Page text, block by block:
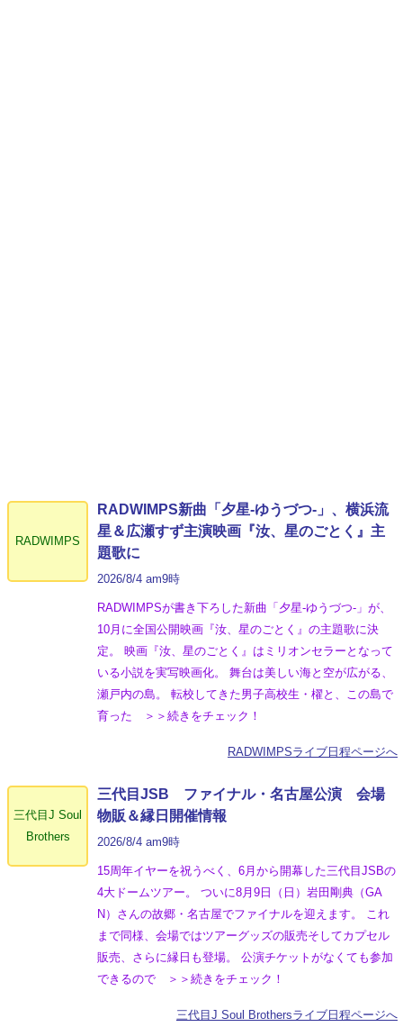
RADWIMPS
RADWIMPS新曲「夕星-ゆうづつ-」、横浜流
星＆広瀬すず主演映画『汝、星のごとく』主
題歌に
2026/8/4 am9時
RADWIMPSが書き下ろした新曲「夕星-ゆうづつ-」が、
10月に全国公開映画『汝、星のごとく』の主題歌に決
定。 映画『汝、星のごとく』はミリオンセラーとなって
いる小説を実写映画化。 舞台は美しい海と空が広がる、
瀬戸内の島。 転校してきた男子高校生・櫂と、この島で
育った ＞＞続きをチェック！
RADWIMPSライブ日程ページへ
三代目J Soul
Brothers
三代目JSB ファイナル・名古屋公演 会場
物販＆縁日開催情報
2026/8/4 am9時
15周年イヤーを祝うべく、6月から開幕した三代目JSBの
4大ドームツアー。 ついに8月9日（日）岩田剛典（GA
N）さんの故郷・名古屋でファイナルを迎えます。 これ
まで同様、会場ではツアーグッズの販売そしてカプセル
販売、さらに縁日も登場。 公演チケットがなくても参加
できるので ＞＞続きをチェック！
三代目J Soul Brothersライブ日程ページへ